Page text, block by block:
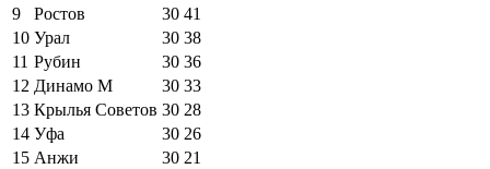
9
Ростов 30 41
10 Урал 30 38
11 Рубин 30 36
12 Динамо М 30 33
13 Крылья Советов 30 28
14 Уфа 30 26
15 Анжи 30 21